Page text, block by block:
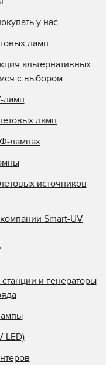
у нас
ламп
альтернативных
с выбором
ламп
ламп
лампах
источников
Smart-UV
и генераторы
LED)